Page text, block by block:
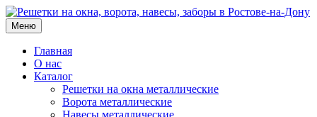
Меню
Главная
О нас
Каталог
Решетки на окна металлические
Ворота металлические
Навесы металлические